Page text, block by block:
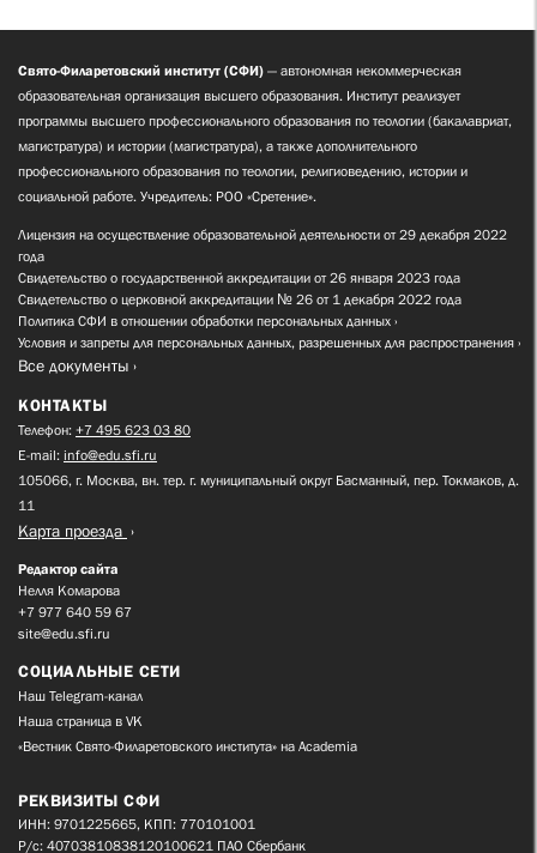
Свято-Филаретовский институт (СФИ) — автономная некоммерческая
образовательная организация высшего образования. Институт реализует
программы высшего профессионального образования по теологии (бакалавриат,
магистратура) и истории (магистратура), а также дополнительного
профессионального образования по теологии, религиоведению, истории и
социальной работе. Учредитель: РОО «Сретение».
Лицензия на осуществление образовательной деятельности от 29 декабря 2022
года
Свидетельство о государственной аккредитации от 26 января 2023 года
Свидетельство о церковной аккредитации № 26 от 1 декабря 2022 года
Политика СФИ в отношении обработки персональных данных
Условия и запреты для персональных данных, разрешенных для распространения
Все документы
КОНТАКТЫ
Телефон: +7 495 623 03 80
E-mail: info@edu.sfi.ru
105066, г. Москва, вн. тер. г. муниципальный округ Басманный, пер. Токмаков, д.
11
Карта проезда
Редактор сайта
Нелля Комарова
+7 977 640 59 67
site@edu.sfi.ru
СОЦИАЛЬНЫЕ СЕТИ
Наш Telegram-канал
Наша страница в VK
«Вестник Свято-Филаретовского института» на Academia
РЕКВИЗИТЫ СФИ
ИНН: 9701225665, КПП: 770101001
Р/с: 40703810838120100621 ПАО Сбербанк